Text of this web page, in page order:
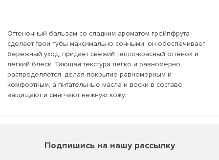
Оттеночный бальзам со сладким ароматом грейпфрута
сделает твои губы максимально сочными: он обеспечивает
бережный уход, придаёт свежий тепло-красный оттенок и
лёгкий блеск. Тающая текстура легко и равномерно
распределяется, делая покрытие равномерным и
комфортным, а питательные масла и воски в составе
защищают и смягчают нежную кожу.
Подпишись на нашу рассылку